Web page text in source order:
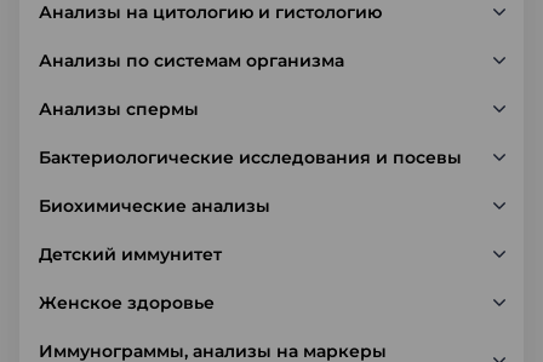
Анализы на цитологию и гистологию
Анализы по системам организма
Анализы спермы
Бактериологические исследования и посевы
Биохимические анализы
Детский иммунитет
Женское здоровье
Иммунограммы, анализы на маркеры